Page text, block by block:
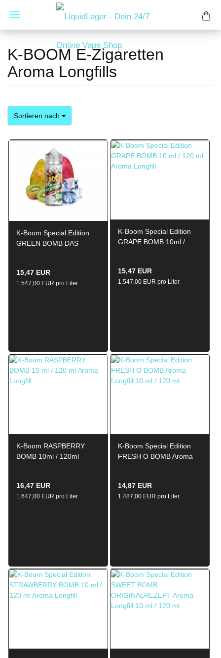
K-BOOM E-Zigaretten
Aroma Longfills
Sortieren nach
Sortieren nach
K-Boom Special Edition
GREEN BOMB DAS
15,47 EUR
1.547,00 EUR pro Liter
K-Boom Special Edition
GRAPE BOMB 10ml /
15,47 EUR
1.547,00 EUR pro Liter
K-Boom RASPBERRY
BOMB 10ml / 120ml
16,47 EUR
1.647,00 EUR pro Liter
K-Boom Special Edition
FRESH O BOMB Aroma
14,87 EUR
1.487,00 EUR pro Liter